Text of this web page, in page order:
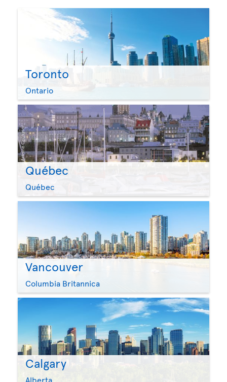
Toronto
Ontario
Québec
Québec
Vancouver
Columbia Britannica
Calgary
Alberta